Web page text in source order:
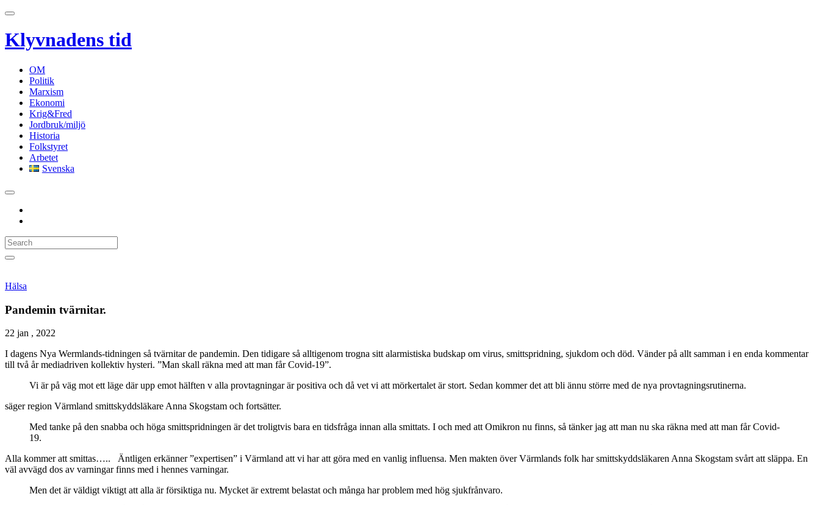
Klyvnadens tid
OM
Politik
Marxism
Ekonomi
Krig&Fred
Jordbruk/miljö
Historia
Folkstyret
Arbetet
Svenska
Hälsa
Pandemin tvärnitar.
22 jan , 2022
I dagens Nya Wermlands-tidningen så tvärnitar de pandemin. Den tidigare så alltigenom trogna sitt alarmistiska budskap om virus, smittspridning, sjukdom och död. Vänder på allt samman i en enda kommentar
till två år mediadriven kollektiv hysteri. ”Man skall räkna med att man får Covid-19”.
Vi är på väg mot ett läge där upp emot hälften v alla provtagningar är positiva och då vet vi att mörkertalet är stort. Sedan kommer det att bli ännu större med de nya provtagningsrutinerna.
säger region Värmland smittskyddsläkare Anna Skogstam och fortsätter.
Med tanke på den snabba och höga smittspridningen är det troligtvis bara en tidsfråga innan alla smittats. I och med att Omikron nu finns, så tänker jag att man nu ska räkna med att man får Covid-
19.
Alla kommer att smittas….. Äntligen erkänner ”expertisen” i Värmland att vi har att göra med en vanlig influensa. Men makten över Värmlands folk har smittskyddsläkaren Anna Skogstam svårt att släppa. En
väl avvägd dos av varningar finns med i hennes varningar.
Men det är väldigt viktigt att alla är försiktiga nu. Mycket är extremt belastat och många har problem med hög sjukfrånvaro.